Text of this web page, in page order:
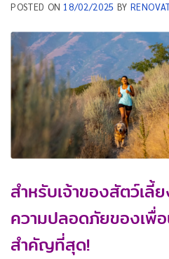
POSTED ON 18/02/2025 BY
สำหรับเจ้าของสัตว์เ
ความปลอดภัยของเพื่
สำคัญที่สุด!